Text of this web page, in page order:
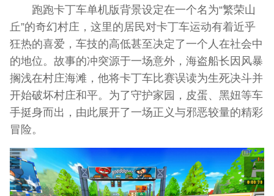
跑跑卡丁车单机版背景设定在一个名为“繁荣山
丘”的奇幻村庄，这里的居民对卡丁车运动有着近乎
狂热的喜爱，车技的高低甚至决定了一个人在社会中
的地位。故事的冲突源于一场意外，海盗船长因风暴
搁浅在村庄海滩，他将卡丁车比赛误读为生死决斗并
开始破坏村庄和平。为了守护家园，皮蛋、黑妞等车
手挺身而出，由此展开了一场正义与邪恶较量的精彩
冒险。